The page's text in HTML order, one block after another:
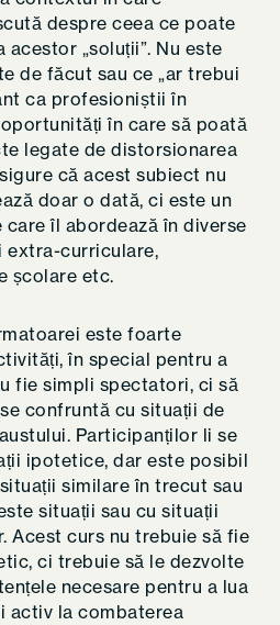
despre ceea ce poate
„soluții”. Nu este
de făcut sau ce „ar trebui
ca profesioniștii în
în care să poată
legate de distorsionarea
că acest subiect nu
doar o dată, ci este un
îl abordează în diverse
extra-curriculare,
școlare etc.
este foarte
în special pentru a
fie simpli spectatori, ci să
confruntă cu situații de
Participanților li se
ipotetice, dar este posibil
similare în trecut sau
situații sau cu situații
Acest curs nu trebuie să fie
ci trebuie să le dezvolte
necesare pentru a lua
activ la combaterea